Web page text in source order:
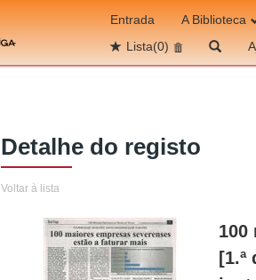
Entrada A Biblioteca
Lista(0)
Detalhe do registo
Voltar à lista
100